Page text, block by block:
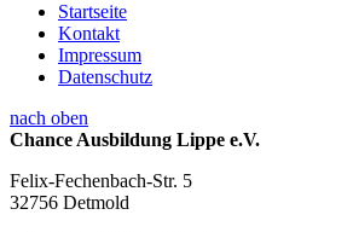
Startseite
Kontakt
Impressum
Datenschutz
nach oben
Chance Ausbildung Lippe e.V.
Felix-Fechenbach-Str. 5
32756 Detmold